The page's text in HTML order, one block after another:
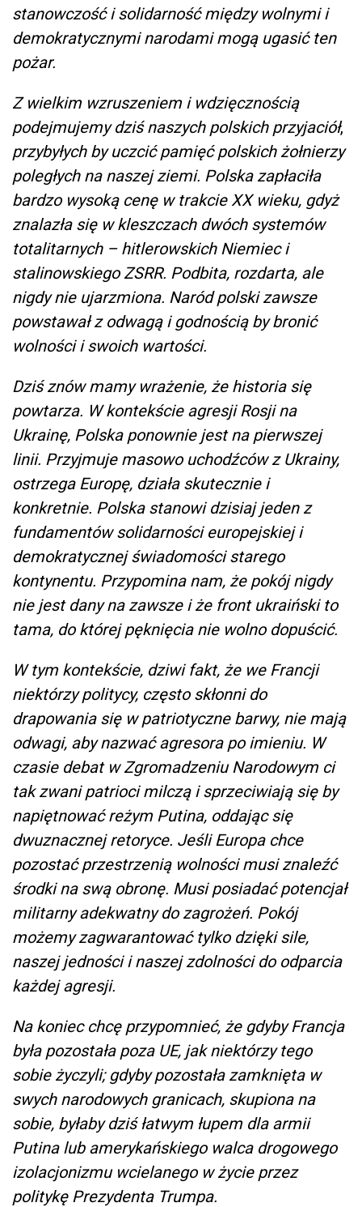
stanowczość i solidarność między wolnymi i
demokratycznymi narodami mogą ugasić ten
pożar.
Z wielkim wzruszeniem i wdzięcznością
podejmujemy dziś naszych polskich przyjaciół,
przybyłych by uczcić pamięć polskich żołnierzy
poległych na naszej ziemi. Polska zapłaciła
bardzo wysoką cenę w trakcie XX wieku, gdyż
znalazła się w kleszczach dwóch systemów
totalitarnych – hitlerowskich Niemiec i
stalinowskiego ZSRR. Podbita, rozdarta, ale
nigdy nie ujarzmiona. Naród polski zawsze
powstawał z odwagą i godnością by bronić
wolności i swoich wartości.
Dziś znów mamy wrażenie, że historia się
powtarza. W kontekście agresji Rosji na
Ukrainę, Polska ponownie jest na pierwszej
linii. Przyjmuje masowo uchodźców z Ukrainy,
ostrzega Europę, działa skutecznie i
konkretnie. Polska stanowi dzisiaj jeden z
fundamentów solidarności europejskiej i
demokratycznej świadomości starego
kontynentu. Przypomina nam, że pokój nigdy
nie jest dany na zawsze i że front ukraiński to
tama, do której pęknięcia nie wolno dopuścić.
W tym kontekście, dziwi fakt, że we Francji
niektórzy politycy, często skłonni do
drapowania się w patriotyczne barwy, nie mają
odwagi, aby nazwać agresora po imieniu. W
czasie debat w Zgromadzeniu Narodowym ci
tak zwani patrioci milczą i sprzeciwiają się by
napiętnować reżym Putina, oddając się
dwuznacznej retoryce. Jeśli Europa chce
pozostać przestrzenią wolności musi znaleźć
środki na swą obronę. Musi posiadać potencjał
militarny adekwatny do zagrożeń. Pokój
możemy zagwarantować tylko dzięki sile,
naszej jedności i naszej zdolności do odparcia
każdej agresji.
Na koniec chcę przypomnieć, że gdyby Francja
była pozostała poza UE, jak niektórzy tego
sobie życzyli; gdyby pozostała zamknięta w
swych narodowych granicach, skupiona na
sobie, byłaby dziś łatwym łupem dla armii
Putina lub amerykańskiego walca drogowego
izolacjonizmu wcielanego w życie przez
politykę Prezydenta Trumpa.